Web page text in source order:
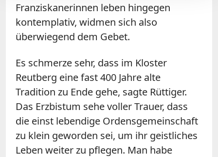
Franziskanerinnen leben hingegen
kontemplativ, widmen sich also
überwiegend dem Gebet.
Es schmerze sehr, dass im Kloster
Reutberg eine fast 400 Jahre alte
Tradition zu Ende gehe, sagte Rüttiger.
Das Erzbistum sehe voller Trauer, dass
die einst lebendige Ordensgemeinschaft
zu klein geworden sei, um ihr geistliches
Leben weiter zu pflegen. Man habe